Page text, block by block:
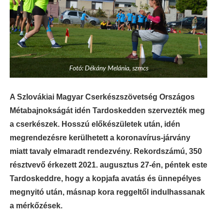
Fotó: Dékány Melánia, szmcs
A Szlovákiai Magyar Cserkészszövetség Országos
Métabajnokságát idén Tardoskedden szervezték meg
a cserkészek. Hosszú előkészületek után, idén
megrendezésre kerülhetett a koronavírus-járvány
miatt tavaly elmaradt rendezvény. Rekordszámú, 350
résztvevő érkezett 2021. augusztus 27-én, péntek este
Tardoskeddre, hogy a kopjafa avatás és ünnepélyes
megnyitó után, másnap kora reggeltől indulhassanak
a mérkőzések.